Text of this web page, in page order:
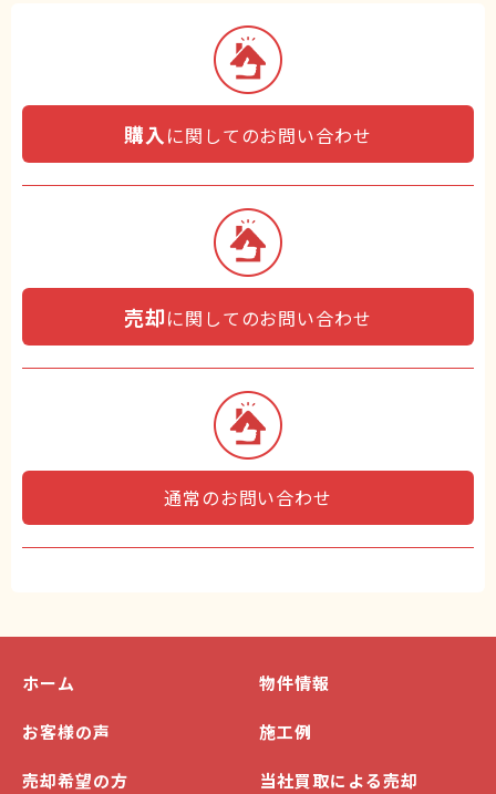
購入 に関してのお問い合わせ
売却に関してのお問い合わせ
通常のお問い合わせ
ホーム 物件情報
お客様の声 施工例
売却希望の方 当社買取による売却